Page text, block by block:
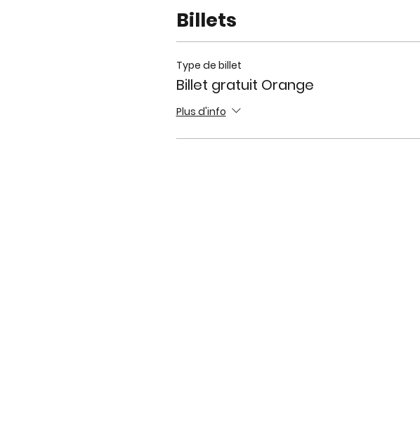
Billets
Type de billet
Billet gratuit Orange
Plus d'info